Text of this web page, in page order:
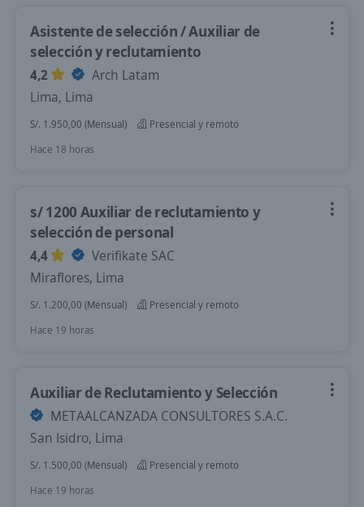
Asistente de selección / Auxiliar de
selección y reclutamiento
4,2
Arch Latam
Lima, Lima
S/. 1.950,00 (Mensual)
Presencial y remoto
Hace 18 horas
s/ 1200 Auxiliar de reclutamiento y
selección de personal
4,4
Verifikate SAC
Miraflores, Lima
S/. 1.200,00 (Mensual)
Presencial y remoto
Hace 19 horas
Auxiliar de Reclutamiento y Selección
METAALCANZADA CONSULTORES S.A.C.
San Isidro, Lima
S/. 1.500,00 (Mensual)
Presencial y remoto
Hace 19 horas